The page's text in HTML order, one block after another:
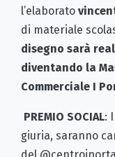
l’elaborato
di materiale
disegno sarà
diventando la
Commerciale I
PREMIO SOCIAL:
giuria, saranno